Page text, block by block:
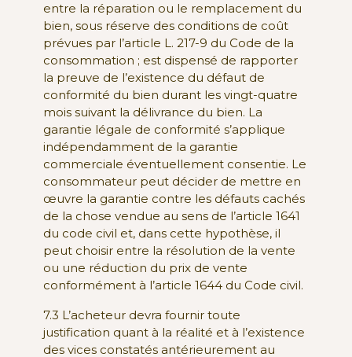
entre la réparation ou le remplacement du
bien, sous réserve des conditions de coût
prévues par l’article L. 217-9 du Code de la
consommation ; est dispensé de rapporter
la preuve de l’existence du défaut de
conformité du bien durant les vingt-quatre
mois suivant la délivrance du bien. La
garantie légale de conformité s’applique
indépendamment de la garantie
commerciale éventuellement consentie. Le
consommateur peut décider de mettre en
œuvre la garantie contre les défauts cachés
de la chose vendue au sens de l’article 1641
du code civil et, dans cette hypothèse, il
peut choisir entre la résolution de la vente
ou une réduction du prix de vente
conformément à l’article 1644 du Code civil.
7.3 L’acheteur devra fournir toute
justification quant à la réalité et à l’existence
des vices constatés antérieurement au